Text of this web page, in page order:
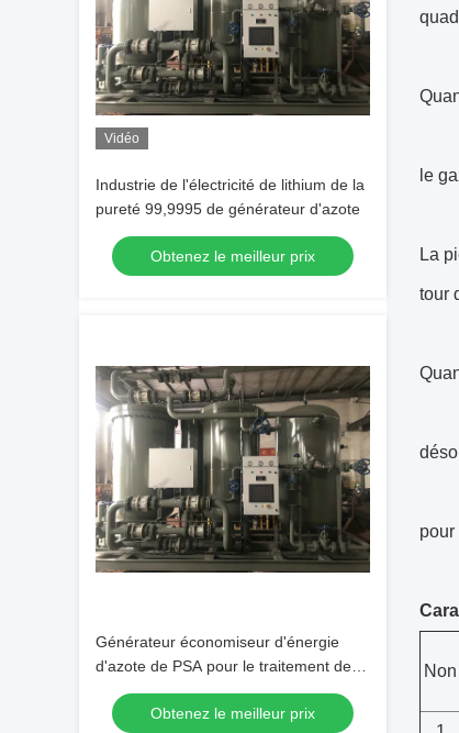
Vidéo
Industrie de l'électricité de lithium de la
pureté 99,9995 de générateur d'azote
Obtenez le meilleur prix
Générateur économiseur d'énergie
d'azote de PSA pour le traitement de
nourriture et de boisson
Obtenez le meilleur prix
le
La
tour
pour
Non